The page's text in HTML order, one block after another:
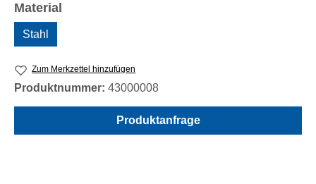
Material
Stahl
Zum Merkzettel hinzufügen
Produktnummer: 43000008
Produktanfrage